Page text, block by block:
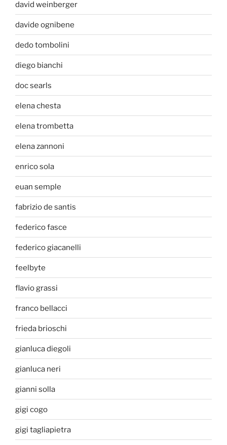
david weinberger
davide ognibene
dedo tombolini
diego bianchi
doc searls
elena chesta
elena trombetta
elena zannoni
enrico sola
euan semple
fabrizio de santis
federico fasce
federico giacanelli
feelbyte
flavio grassi
franco bellacci
frieda brioschi
gianluca diegoli
gianluca neri
gianni solla
gigi cogo
gigi tagliapietra